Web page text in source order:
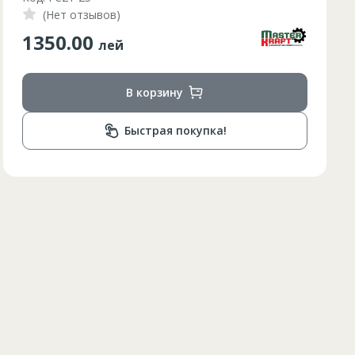
84
85
84
85
(Нет отзывов)
210.00лей
В корзину
Быстрая покупка!